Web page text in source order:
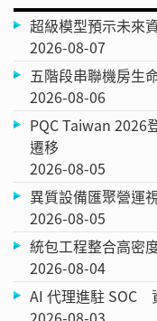
超級模型預示未來
2026-08-07
五階段串聯機房生
2026-08-06
PQC Taiwan
遷移
2026-08-05
異質設備匯聚營運
2026-08-05
統包工程整合高密
2026-08-04
AI 代理進駐 SOC